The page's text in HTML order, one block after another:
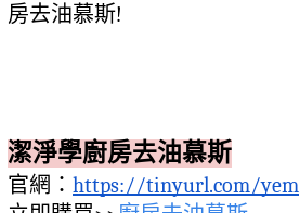
房去油慕斯!
潔淨學廚房去油慕斯
官網： https://tinyurl.com/